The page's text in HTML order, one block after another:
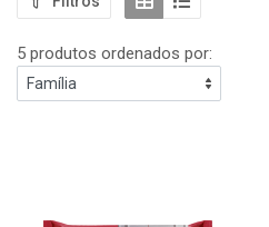
5 produtos ordenados por: